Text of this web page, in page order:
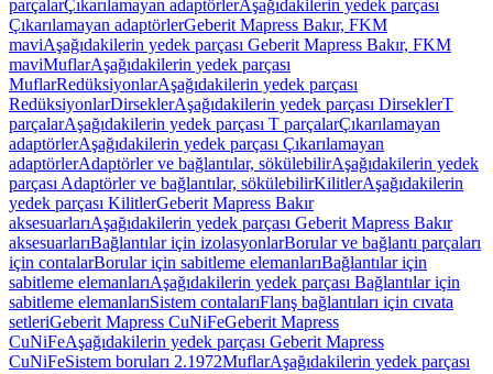
parçalarÇıkarılamayan adaptörlerAşağıdakilerin yedek parçası
Çıkarılamayan adaptörlerGeberit Mapress Bakır, FKM
maviAşağıdakilerin yedek parçası Geberit Mapress Bakır, FKM
maviMuflarAşağıdakilerin yedek parçası
MuflarRedüksiyonlarAşağıdakilerin yedek parçası
RedüksiyonlarDirseklerAşağıdakilerin yedek parçası DirseklerT
parçalarAşağıdakilerin yedek parçası T parçalarÇıkarılamayan
adaptörlerAşağıdakilerin yedek parçası Çıkarılamayan
adaptörlerAdaptörler ve bağlantılar, sökülebilirAşağıdakilerin yedek
parçası Adaptörler ve bağlantılar, sökülebilirKilitlerAşağıdakilerin
yedek parçası KilitlerGeberit Mapress Bakır
aksesuarlarıAşağıdakilerin yedek parçası Geberit Mapress Bakır
aksesuarlarıBağlantılar için izolasyonlarBorular ve bağlantı parçaları
için contalarBorular için sabitleme elemanlarıBağlantılar için
sabitleme elemanlarıAşağıdakilerin yedek parçası Bağlantılar için
sabitleme elemanlarıSistem contalarıFlanş bağlantıları için cıvata
setleriGeberit Mapress CuNiFeGeberit Mapress
CuNiFeAşağıdakilerin yedek parçası Geberit Mapress
CuNiFeSistem boruları 2.1972MuflarAşağıdakilerin yedek parçası